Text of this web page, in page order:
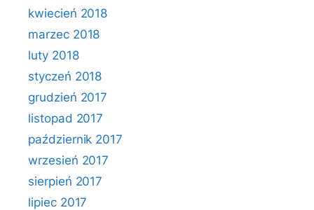
kwiecień 2018
marzec 2018
luty 2018
styczeń 2018
grudzień 2017
listopad 2017
październik 2017
wrzesień 2017
sierpień 2017
lipiec 2017